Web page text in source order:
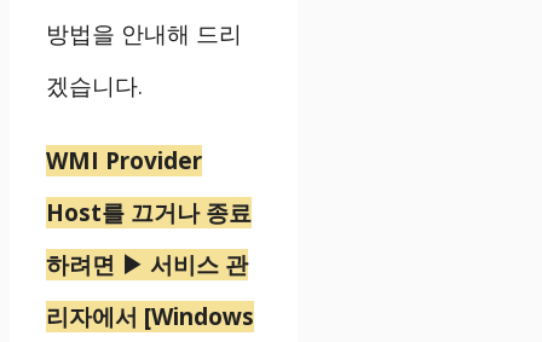
방법을 안내해 드리
겠습니다.
WMI Provider
Host를 끄거나 종료
하려면 ▶ 서비스 관
리자에서 [Windows